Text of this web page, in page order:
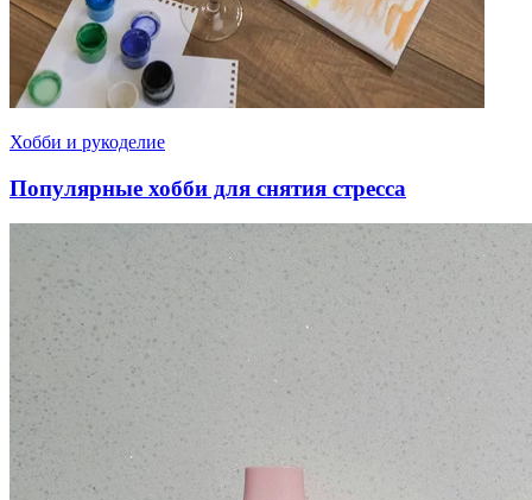
Хобби и рукоделие
Популярные хобби для снятия стресса